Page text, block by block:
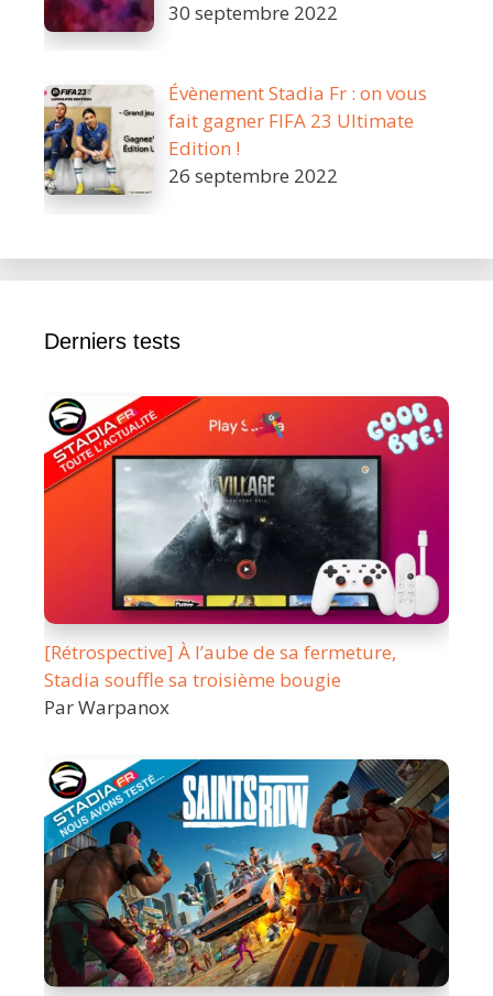
30 septembre 2022
Évènement Stadia Fr : on vous
fait gagner FIFA 23 Ultimate
Edition !
26 septembre 2022
Derniers tests
[Rétrospective] À l’aube de sa fermeture,
Stadia souffle sa troisième bougie
Par Warpanox